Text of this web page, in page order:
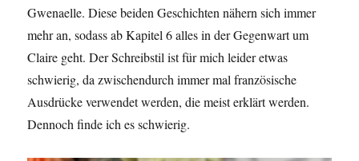
Gwenaelle. Diese beiden Geschichten nähern sich immer
mehr an, sodass ab Kapitel 6 alles in der Gegenwart um
Claire geht. Der Schreibstil ist für mich leider etwas
schwierig, da zwischendurch immer mal französische
Ausdrücke verwendet werden, die meist erklärt werden.
Dennoch finde ich es schwierig.